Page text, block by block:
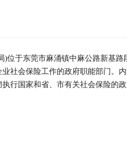
位于东莞市麻涌镇中麻公路新基路
社会保险工作的政府职能部门。
行国家和省、市有关社会保险的